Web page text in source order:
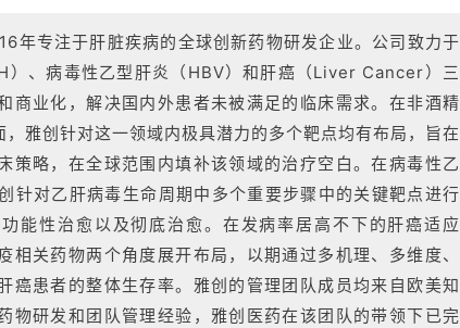
年专注于肝脏疾病的全球创新药物研发企业。公司致力于
）、病毒性乙型肝炎（HBV）和肝癌（Liver Cancer）三
商业化，解决国内外患者未被满足的临床需求。在非酒精
雅创针对这一领域内极具潜力的多个靶点均有布局，旨在
策略，在全球范围内填补该领域的治疗空白。在病毒性乙
针对乙肝病毒生命周期中多个重要步骤中的关键靶点进行
能性治愈以及彻底治愈。在发病率居高不下的肝癌适应
相关药物两个角度展开布局，以期通过多机理、多维度、
癌患者的整体生存率。雅创的管理团队成员均来自欧美知
物研发和团队管理经验，雅创医药在该团队的带领下已完